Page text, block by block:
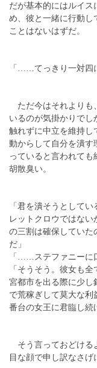
だが基本的にはルイス
め、彼と一緒に行動し
ことはないはずだ。
「……てっきり一対四
ただ今はそれよりも
いるのが気掛かりでし
触れずに中立を維持し
動からして自分を潰す
っていると言われて
胡散臭い。
「君を潰そうとして
レットクロウではない
の三割は確保してい
だ」
「……ステファニーに
「そうそう。彼女も
宮都市を出る際に少し
で荒稼ぎして莫大な
番台の女王に君臨し続
そう言っておどける
目な顔で申し訳なさげ